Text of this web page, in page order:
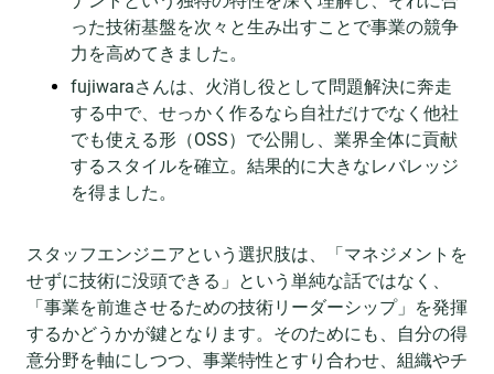
った技術基盤を次々と生み出すことで事業の競争
力を高めてきました。
fujiwaraさんは、火消し役として問題解決に奔走
する中で、せっかく作るなら自社だけでなく他社
でも使える形（OSS）で公開し、業界全体に貢献
するスタイルを確立。結果的に大きなレバレッジ
を得ました。
スタッフエンジニアという選択肢は、「マネジメントを
せずに技術に没頭できる」という単純な話ではなく、
「事業を前進させるための技術リーダーシップ」を発揮
するかどうかが鍵となります。そのためにも、自分の得
意分野を軸にしつつ、事業特性とすり合わせ、組織やチ